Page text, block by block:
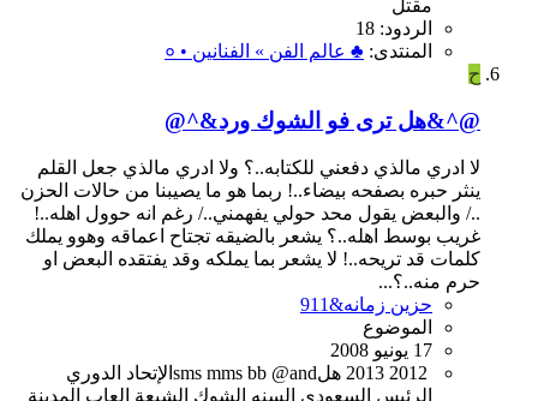
مقتل
الردود: 18
المنتدى: ♣ عالم الفن » الفنانين • ०
ح
@^&هل ترى فو الشوك ورد&^@
لا ادري مالذي دفعني للكتابه..؟ ولا ادري مالذي جعل القلم
ينثر حبره بصفحه بيضاء..! ربما هو ما يصيبنا من حالات الحزن
../ والبعض يقول محد حولي يفهمني../ رغم انه حوول اهله..!
غريب بوسط اهله..؟ يشعر بالضيقه تجتاح اعماقه وهوو يملك
كلمات قد تريحه..! لا يشعر بما يملكه وقد يفتقده البعض او
حرم منه..؟...
حزين زمانه&911
الموضوع
17 يونيو 2008
2012
2013
bb
mms
sms الإتحاد الدوري
الرئيس السعودي السنه الشوك الشيعة العاب المدينة